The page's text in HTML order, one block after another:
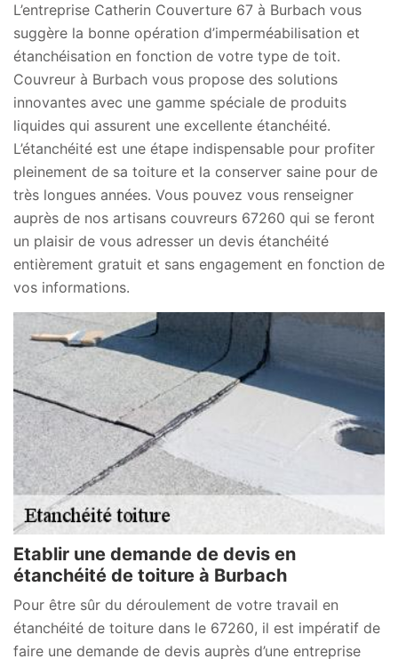
L’entreprise Catherin Couverture 67 à Burbach vous
suggère la bonne opération d’imperméabilisation et
étanchéisation en fonction de votre type de toit.
Couvreur à Burbach vous propose des solutions
innovantes avec une gamme spéciale de produits
liquides qui assurent une excellente étanchéité.
L’étanchéité est une étape indispensable pour profiter
pleinement de sa toiture et la conserver saine pour de
très longues années. Vous pouvez vous renseigner
auprès de nos artisans couvreurs 67260 qui se feront
un plaisir de vous adresser un devis étanchéité
entièrement gratuit et sans engagement en fonction de
vos informations.
Etablir une demande de devis en
étanchéité de toiture à Burbach
Pour être sûr du déroulement de votre travail en
étanchéité de toiture dans le 67260, il est impératif de
faire une demande de devis auprès d’une entreprise